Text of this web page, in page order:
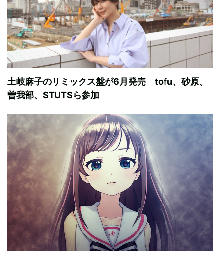
土岐麻子のリミックス盤が6月発売 tofu、砂原、
曽我部、STUTSら参加